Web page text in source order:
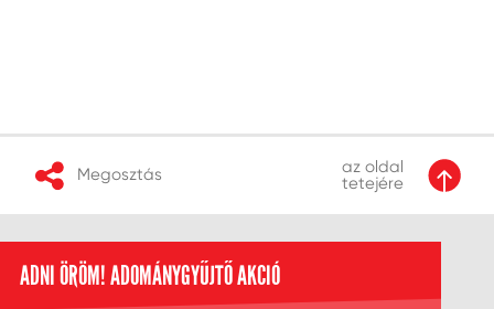
Megosztás
az oldal
tetejére
ADNI ÖRÖM! ADOMÁNYGYŰJTŐ AKCIÓ